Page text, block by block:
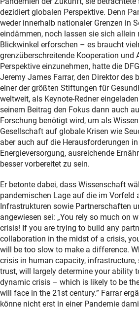
dezidiert globalen Perspektive. Denn
weder innerhalb nationaler Grenzen in
eindämmen, noch lassen sie sich
Blickwinkel erforschen – es braucht
grenzüberschreitende Kooperation und
Perspektive einzunehmen, hatte die
Jeremy James Farrar, den Direktor des
einer der größten Stiftungen für
weltweit, als Keynote-Redner
seinem Beitrag den Fokus dann auch
Forschung benötigt wird, um als
Gesellschaft auf globale Krisen wie
aber auch auf die Herausforderungen
Energieversorgung, ausreichende
besser vorbereitet zu sein.
Er betonte dabei, dass Wissenschaft
pandemischen Lage auf die im Vorfeld
Infrastrukturen sowie Partnerschaften
angewiesen sei: „You rely so much on
crisis! If you are trying to build any
collaboration in the midst of a crisis,
will be too slow to make a difference.
crisis in human capacity, infrastructure,
trust, will largely determine your ability
dynamic crisis – which is likely to be
will face in the 21st century.” Farrar
könne nicht erst in einer Pandemie